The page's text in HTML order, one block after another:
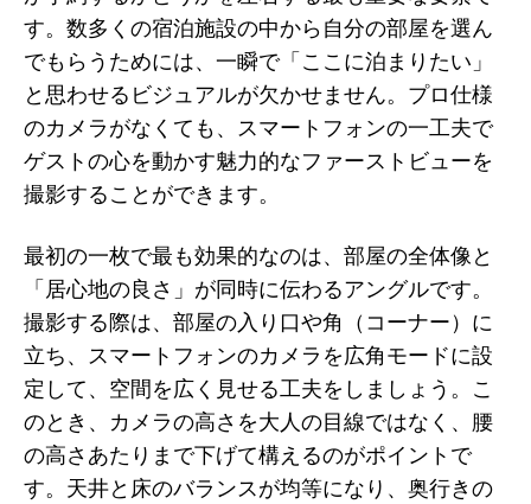
す。数多くの宿泊施設の中から自分の部屋を選ん
でもらうためには、一瞬で「ここに泊まりたい」
と思わせるビジュアルが欠かせません。プロ仕様
のカメラがなくても、スマートフォンの一工夫で
ゲストの心を動かす魅力的なファーストビューを
撮影することができます。
最初の一枚で最も効果的なのは、部屋の全体像と
「居心地の良さ」が同時に伝わるアングルです。
撮影する際は、部屋の入り口や角（コーナー）に
立ち、スマートフォンのカメラを広角モードに設
定して、空間を広く見せる工夫をしましょう。こ
のとき、カメラの高さを大人の目線ではなく、腰
の高さあたりまで下げて構えるのがポイントで
す。天井と床のバランスが均等になり、奥行きの